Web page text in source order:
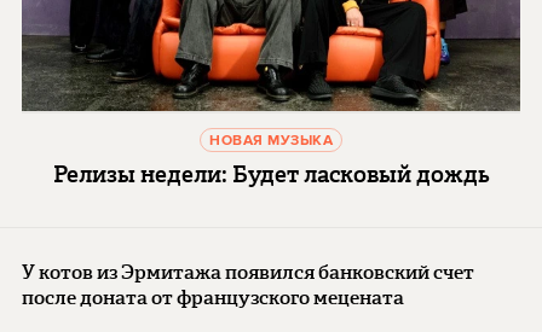
НОВАЯ МУЗЫКА
Релизы недели: Будет ласковый дождь
У котов из Эрмитажа появился банковский счет
после доната от французского мецената